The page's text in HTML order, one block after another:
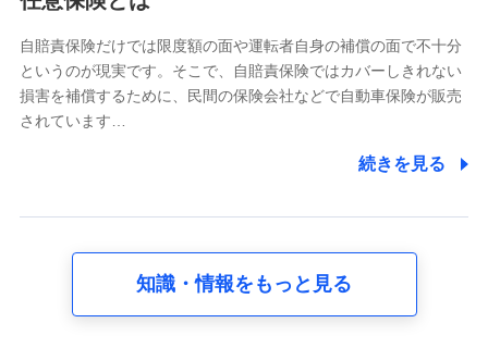
又は株式会社NTTドコモが提供する各種サービスのご契
約状態・ご利用履歴インターネット利用時の行動に関す
る情報、アプリケーション利用時の行動に関する情報、
購入されたサービスや商品の名称・購入場所・決済に関
する情報、アンケートの回答に関する情報などが含まれ
の内容、保険料、保険料のお支払方法、車のメーカーや
走行距離などの情報、建物の構造や築年数などの情報、
自賠責保険だけでは限度額の面や運転者自身の補償の面で不十分
というのが現実です。そこで、自賠責保険ではカバーしきれない
損害を補償するために、民間の保険会社などで自動車保険が販売
されています…
続きを見る
知識・情報をもっと見る